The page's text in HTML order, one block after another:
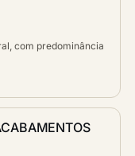
com predominância